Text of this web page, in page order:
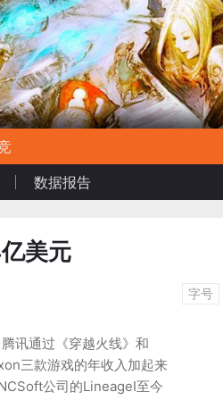
数据报告
美元
字号
讯通过《穿越火线》和
三款游戏的年收入加起来
公司的LineageⅠ至今